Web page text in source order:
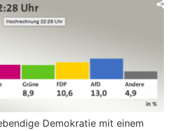
Demokratie mit einem